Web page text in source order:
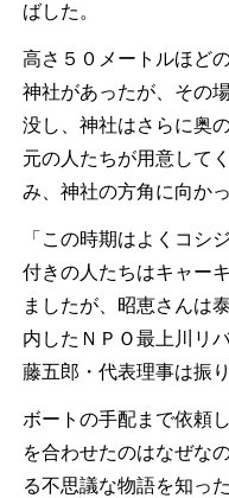
ばした。
高さ５０メートルほど
神社があったが、その
没し、神社はさらに奥
元の人たちが用意して
み、神社の方角に向か
「この時期はよくコシ
付きの人たちはキャー
ましたが、昭恵さんは
内したＮＰＯ最上川リ
藤五郎・代表理事は振り
ボートの手配まで依頼
を合わせたのはなぜな
る不思議な物語を知っ